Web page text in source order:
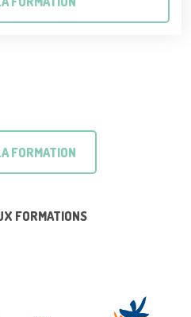
FORMATION
FORMATIONS